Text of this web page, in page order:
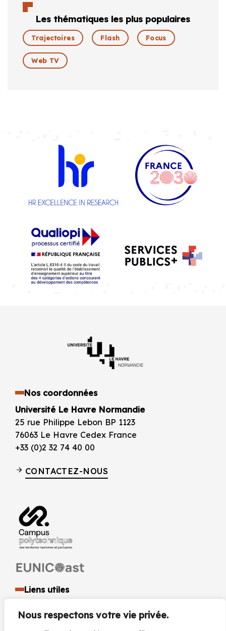
Nous respectons votre vie privée.
Les thématiques les plus populaires
Trajectoires Flash Focus
Web TV
Liens utiles
Espace presse et médias
Nos coordonnées
Université Le Havre Normandie
25 rue Philippe Lebon BP 1123
76063 Le Havre Cedex France
+33 (0)2 32 74 40 00
CONTACTEZ-NOUS